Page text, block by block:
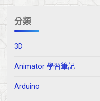
分類
3D
Animator 學習筆記
Arduino